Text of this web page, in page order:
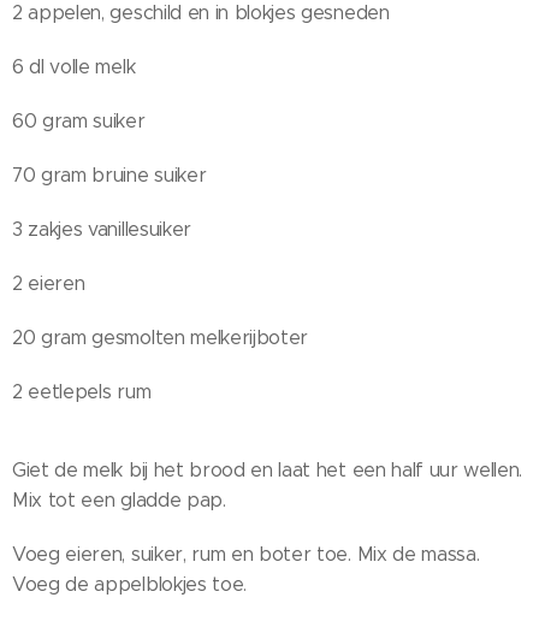
2 appelen, geschild en in blokjes gesneden
6 dl volle melk
60 gram suiker
70 gram bruine suiker
3 zakjes vanillesuiker
2 eieren
20 gram gesmolten melkerijboter
2 eetlepels rum
Giet de melk bij het brood en laat het een half uur wellen.
Mix tot een gladde pap.
Voeg eieren, suiker, rum en boter toe. Mix de massa.
Voeg de appelblokjes toe.